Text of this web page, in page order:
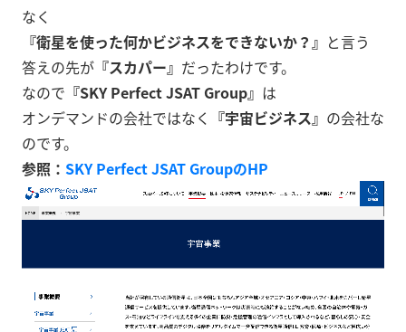
なく
『衛星を使った何かビジネスをできないか？』 と言う
答えの先が 『スカパー』 だったわけです。
なので 『SKY Perfect JSAT Group』 は
オンデマンドの会社ではなく 『宇宙ビジネス』 の会社な
のです。
参照： SKY Perfect JSAT GroupのHP